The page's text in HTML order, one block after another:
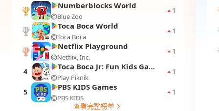
Numberblocks World
Blue Zoo
1
Toca Boca World
Toca Boca
1
Netflix Playground
Netflix, Inc.
1
4
Toca Boca Jr: Fun Kids Games
Play Piknik
1
5
PBS KIDS Games
PBS KIDS
1
查看完整榜单